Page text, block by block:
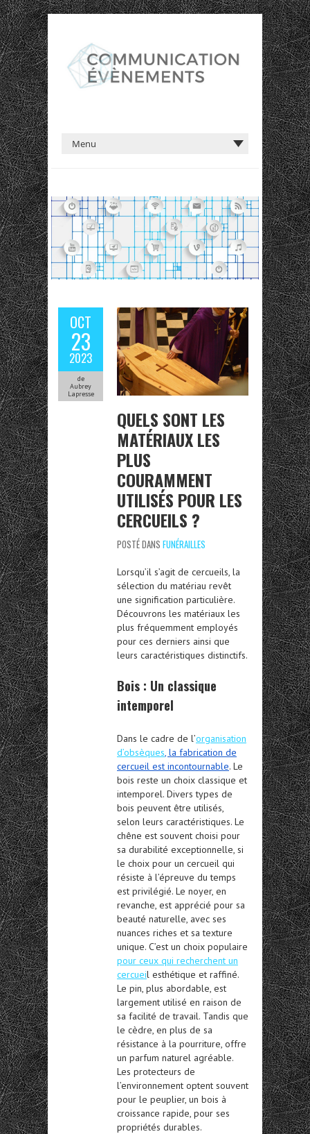
OCT
23
2023
de
Aubrey
Lapresse
QUELS SONT LES
MATÉRIAUX LES
PLUS
COURAMMENT
UTILISÉS POUR LES
CERCUEILS ?
POSTÉ DANS FUNÉRAILLES
Lorsqu’il s’agit de cercueils, la
sélection du matériau revêt
une signification particulière.
Découvrons les matériaux les
plus fréquemment employés
pour ces derniers ainsi que
leurs caractéristiques distinctifs.
Bois : Un classique
intemporel
Dans le cadre de l’organisation
d’obsèques, la fabrication de
cercueil est incontournable. Le
bois reste un choix classique et
intemporel. Divers types de
bois peuvent être utilisés,
selon leurs caractéristiques. Le
chêne est souvent choisi pour
sa durabilité exceptionnelle, si
le choix pour un cercueil qui
résiste à l’épreuve du temps
est privilégié. Le noyer, en
revanche, est apprécié pour sa
beauté naturelle, avec ses
nuances riches et sa texture
unique. C’est un choix populaire
pour ceux qui recherchent un
cercueil esthétique et raffiné.
Le pin, plus abordable, est
largement utilisé en raison de
sa facilité de travail. Tandis que
le cèdre, en plus de sa
résistance à la pourriture, offre
un parfum naturel agréable.
Les protecteurs de
l’environnement optent souvent
pour le peuplier, un bois à
croissance rapide, pour ses
propriétés durables.